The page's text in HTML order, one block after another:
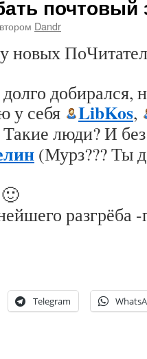
Dandr
новых
долго
у себя
LibKos,
Такие люди? И
(Мурз??? Ты
разгрёба
Telegram